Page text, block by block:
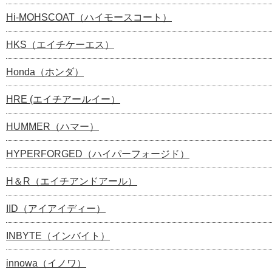
Hi-MOHSCOAT（ハイモースコート）
HKS（エイチケーエス）
Honda（ホンダ）
HRE (エイチアールイー）
HUMMER（ハマー）
HYPERFORGED（ハイパーフォージド）
H＆R（エイチアンドアール）
IID（アイアイディー）
INBYTE（インバイト）
innowa（イノワ）